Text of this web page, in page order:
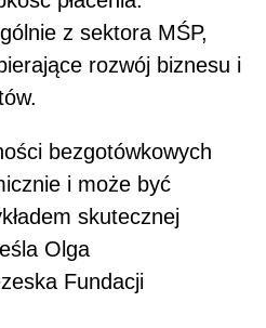
z sektora MŚP,
rozwój biznesu i
bezgotówkowych
i może być
skutecznej
Olga
Fundacji